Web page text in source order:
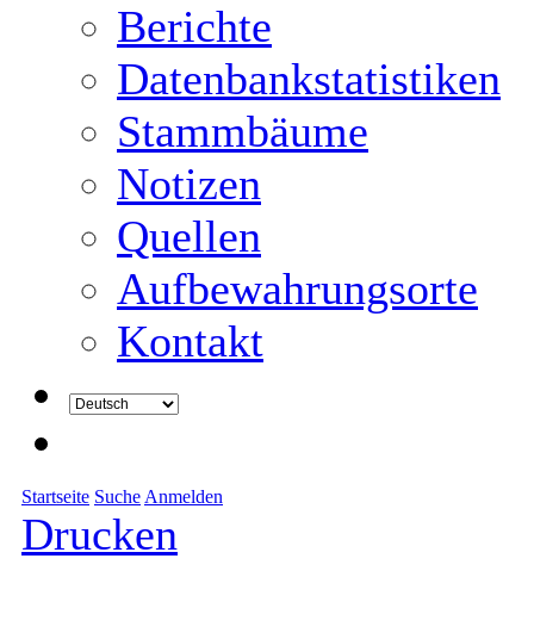
Berichte
Datenbankstatistiken
Stammbäume
Notizen
Quellen
Aufbewahrungsorte
Kontakt
Startseite Suche Anmelden
Drucken